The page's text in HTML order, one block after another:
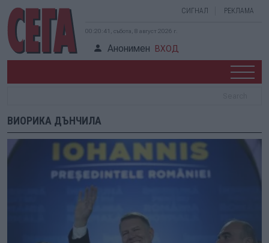
СИГНАЛ РЕКЛАМА
00:20:41, събота, 8 август 2026 г.
Анонимен ВХОД
ВИОРИКА ДЪНЧИЛА